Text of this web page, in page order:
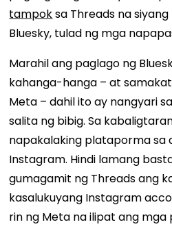
tampoksa Threads na
Bluesky, tulad ng mga
Marahil ang paglago ng
kahanga-hanga – at
Meta – dahil ito ay nangyari
salita ng bibig. Sa
napakalaking plataporma sa
Instagram. Hindi lamang
gumagamit ng Threads ang
kasalukuyang Instagram
rin ng Meta na ilipat ang mga